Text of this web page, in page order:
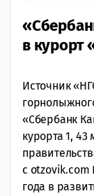
в курорт
Источник
«Сбербанк
курорта 1,
с otzovik.com
года в